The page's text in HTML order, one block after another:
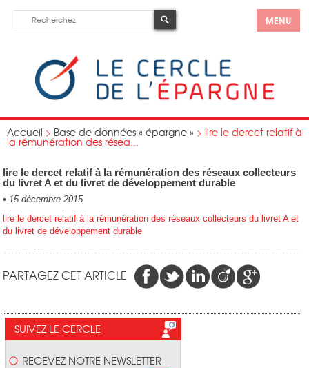
MENU
Accueil > Base de données « épargne » > lire le dercet relatif à
la rémunération des résea...
lire le dercet relatif à la rémunération des réseaux collecteurs
du livret A et du livret de développement durable
• 15 décembre 2015
lire le dercet relatif à la rémunération des réseaux collecteurs du livret A et
du livret de développement durable
PARTAGEZ CET ARTICLE
SUIVEZ LE CERCLE
RECEVEZ NOTRE NEWSLETTER